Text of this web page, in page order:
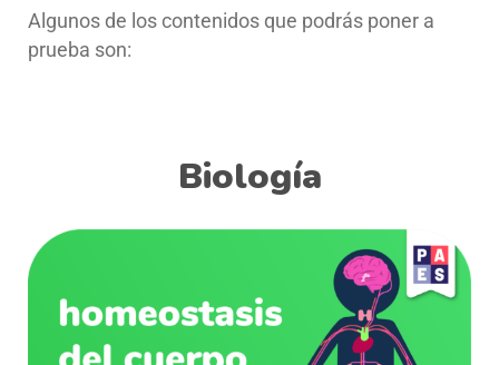
Algunos de los contenidos que podrás poner a
prueba son:
Biología